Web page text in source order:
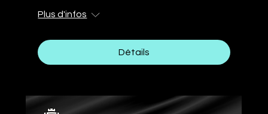
Plus d'infos
Détails